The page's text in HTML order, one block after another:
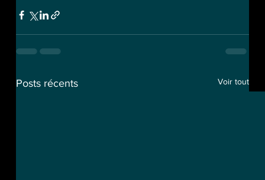
Posts récents Voir tout